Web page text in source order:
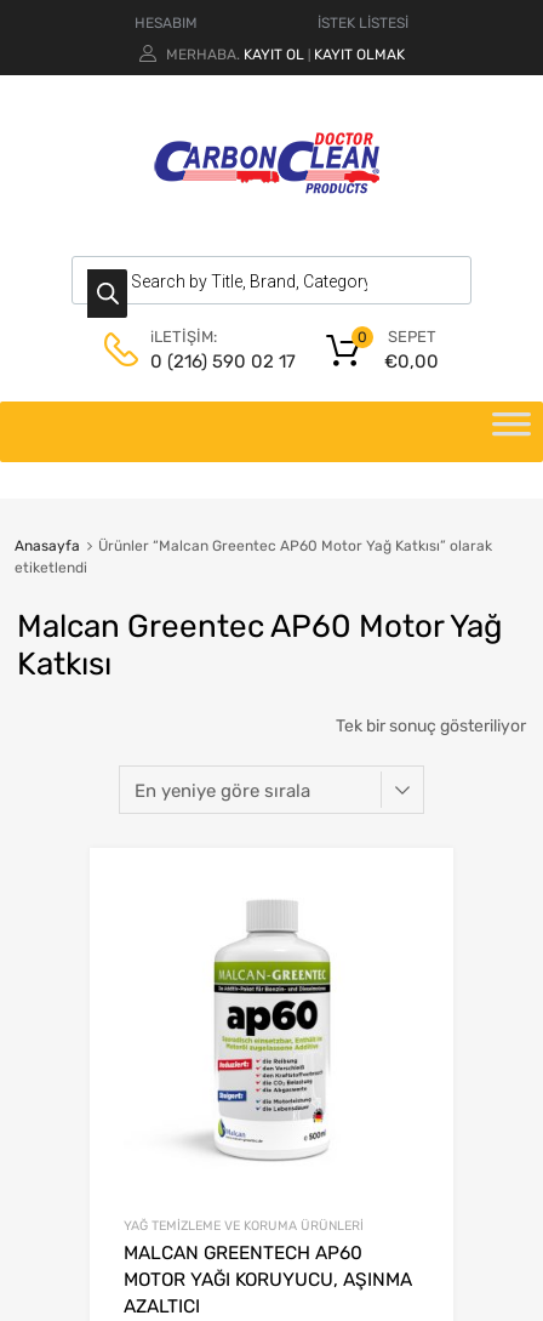
HESABIM
İSTEK LİSTESİ
MERHABA. KAYIT OL KAYIT OLMAK
iLETİŞİM:
0 (216) 590 02 17
SEPET
€0,00
0
Anasayfa
Ürünler “Malcan Greentec AP60 Motor Yağ Katkısı” olarak
etiketlendi
Malcan Greentec AP60 Motor Yağ
Katkısı
Tek bir sonuç gösteriliyor
YAĞ TEMİZLEME VE KORUMA ÜRÜNLERİ
MALCAN GREENTECH AP60
MOTOR YAĞI KORUYUCU, AŞINMA
AZALTICI